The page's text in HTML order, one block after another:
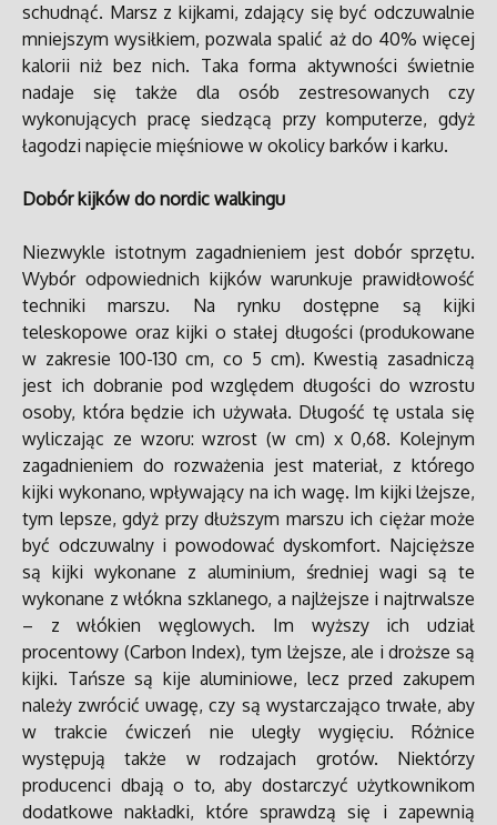
schudnąć. Marsz z kijkami, zdający się być odczuwalnie
mniejszym wysiłkiem, pozwala spalić aż do 40% więcej
kalorii niż bez nich. Taka forma aktywności świetnie
nadaje się także dla osób zestresowanych czy
wykonujących pracę siedzącą przy komputerze, gdyż
łagodzi napięcie mięśniowe w okolicy barków i karku.
Dobór kijków do nordic walkingu
Niezwykle istotnym zagadnieniem jest dobór sprzętu.
Wybór odpowiednich kijków warunkuje prawidłowość
techniki marszu. Na rynku dostępne są kijki
teleskopowe oraz kijki o stałej długości (produkowane
w zakresie 100-130 cm, co 5 cm). Kwestią zasadniczą
jest ich dobranie pod względem długości do wzrostu
osoby, która będzie ich używała. Długość tę ustala się
wyliczając ze wzoru: wzrost (w cm) x 0,68. Kolejnym
zagadnieniem do rozważenia jest materiał, z którego
kijki wykonano, wpływający na ich wagę. Im kijki lżejsze,
tym lepsze, gdyż przy dłuższym marszu ich ciężar może
być odczuwalny i powodować dyskomfort. Najcięższe
są kijki wykonane z aluminium, średniej wagi są te
wykonane z włókna szklanego, a najlżejsze i najtrwalsze
– z włókien węglowych. Im wyższy ich udział
procentowy (Carbon Index), tym lżejsze, ale i droższe są
kijki. Tańsze są kije aluminiowe, lecz przed zakupem
należy zwrócić uwagę, czy są wystarczająco trwałe, aby
w trakcie ćwiczeń nie uległy wygięciu. Różnice
występują także w rodzajach grotów. Niektórzy
producenci dbają o to, aby dostarczyć użytkownikom
dodatkowe nakładki, które sprawdzą się i zapewnią